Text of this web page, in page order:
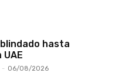
hasta
UAE
- 06/08/2026